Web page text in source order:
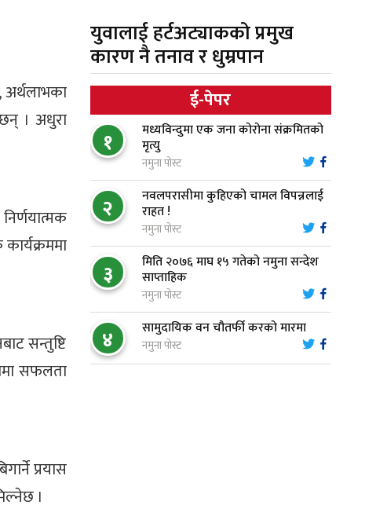
। अधुरा
सन्तुष्टि
सफलता
प्रयास
।
शिलान्यास
६
भरतपुर अस्पतालद्वारा आइसियुमा
प्रतिक्षारत बिरामीको नाम ‘डिस्प्ले
७
नारायणघाट–बुटवल सडकमा
‘क्यानोपी ब्रिज’ निर्माण
८
मौलाकालिकाको १८८२ खुड्किला :
आस्था र आरोग्यको‘ ‘सर्ट हाइकिङ’
९ वन उद्यममा जोडिँदै नवलपुरका महिला
१०
नारायणघाट–बुटवल सडकः पूर्वी
खण्डमा कालोपत्रे सम्पन्न
युवालाई हर्टअट्याकको प्रमुख
कारण नै तनाव र धुम्रपान
ई-पेपर
१ मध्यविन्दुमा एक जना कोरोना संक्रमितको
मृत्यु
नमुना पोस्ट
२ नवलपरासीमा कुहिएको चामल विपन्नलाई
राहत !
नमुना पोस्ट
३ मिति २०७६ माघ १५ गतेको नमुना सन्देश
साप्ताहिक
नमुना पोस्ट
४ सामुदायिक वन चौतर्फी करको मारमा
नमुना पोस्ट